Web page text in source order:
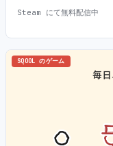
Steam にて無料配信中
SQOOL のゲーム